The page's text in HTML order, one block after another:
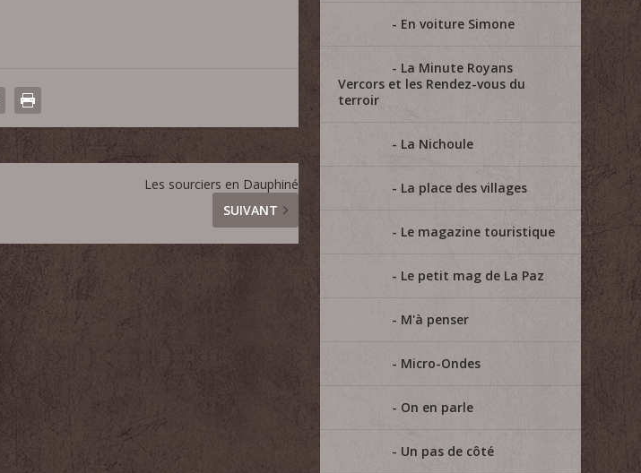
Les sourciers en Dauphiné
SUIVANT
En voiture Simone
La Minute Royans
Vercors et les Rendez-vous du
terroir
La Nichoule
La place des villages
Le magazine touristique
Le petit mag de La Paz
M'à penser
Micro-Ondes
On en parle
Un pas de côté